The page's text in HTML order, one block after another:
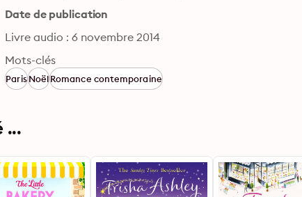
Date de publication
Livre audio : 6 novembre 2014
Mots-clés
ParisNoëlRomance contemporaine
...